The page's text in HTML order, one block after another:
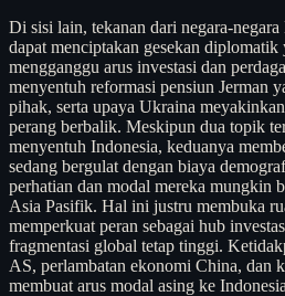
Di sisi lain, tekanan dari negara-
dapat menciptakan gesekan diplomatik
mengganggu arus investasi dan
menyentuh reformasi pensiun Jerman
pihak, serta upaya Ukraina
perang berbalik. Meskipun dua topik
menyentuh Indonesia, keduanya
sedang bergulat dengan biaya
perhatian dan modal mereka mungkin
Asia Pasifik. Hal ini justru membuka
memperkuat peran sebagai hub
fragmentasi global tetap tinggi.
AS, perlambatan ekonomi China, dan
membuat arus modal asing ke